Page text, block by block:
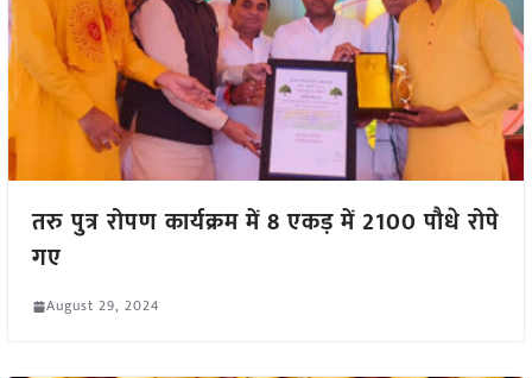
तरु पुत्र रोपण कार्यक्रम में 8 एकड़ में 2100 पौधे रोपे
गए
August 29, 2024